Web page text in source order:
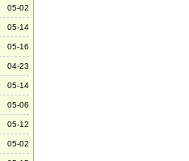
05-02
05-14
05-16
04-23
05-14
05-06
05-12
05-02